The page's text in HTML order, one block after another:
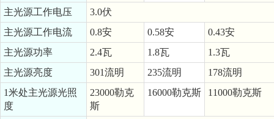
主光源工作电压
3.0伏
主光源工作电流
0.8安 0.58安
0.43安
主光源功率
2.4瓦 1.8瓦
1.3瓦
主光源亮度
301流明 235流明
178流明
1米处主光源光照
度
23000勒克
斯
16000勒克斯 11000勒克斯